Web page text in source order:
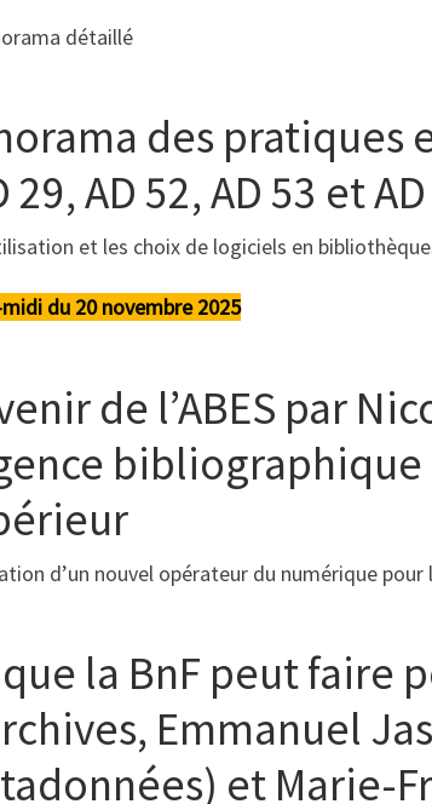
détaillé
des pratiques
29, AD 52, AD 53 et
et les choix de logiciels en
du 20 novembre 2025
de l’ABES par
d’un nouvel opérateur du numérique pour
que la BnF peut faire
Emmanuel
et Marie-